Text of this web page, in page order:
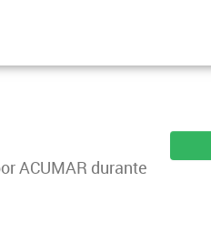
ACUMAR durante